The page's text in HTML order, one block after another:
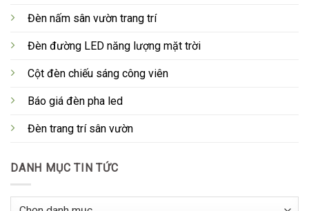
Đèn nấm sân vườn trang trí
Đèn đường LED năng lượng mặt trời
Cột đèn chiếu sáng công viên
Báo giá đèn pha led
Đèn trang trí sân vườn
DANH MỤC TIN TỨC
Danh